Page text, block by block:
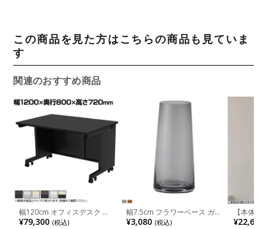
この商品を見た方はこちらの商品も見ていま
す
関連のおすすめ商品
幅120cm オフィスデスク 日
本製 eデスク 奥行80cm メラ
ミン化粧板 PCデスク キャス
¥79,300 (税込)
幅7.5cm フラワーベース ガラ
ス 花瓶 オブジェ 花器 インテ
リア フラワーポット テーパ
¥3,080 (税込)
【本体
ト パルカ
り下げ 照
¥22,616